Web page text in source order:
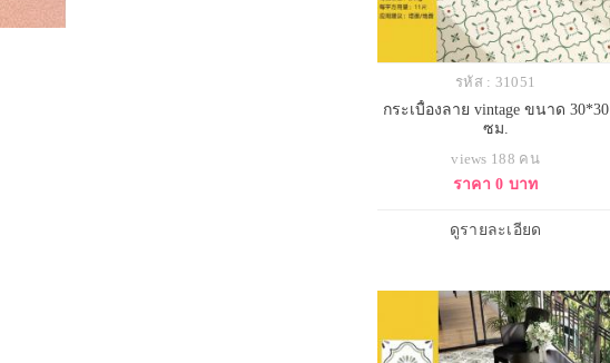
รหัส : 31051
กระเบื้องลาย vintage ขนาด 30*30
ซม.
views 188 คน
ราคา 0 บาท
ดูรายละเอียด